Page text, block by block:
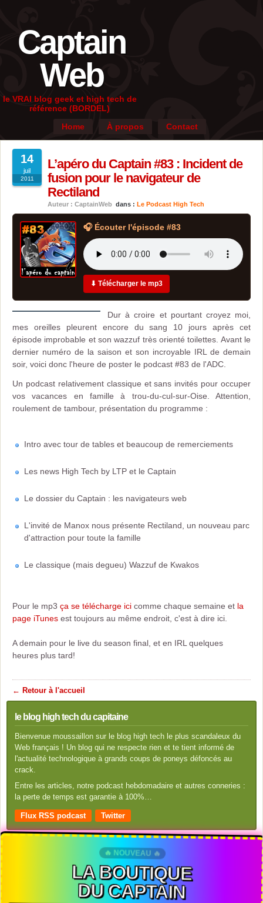
Captain
Web
le VRAI blog geek et high tech de
référence (BORDEL)
Home
À propos Contact
14
juil
2011
L’apéro du Captain #83 : Incident de
fusion pour le navigateur de
Rectiland
Auteur : CaptainWeb dans : Le Podcast High Tech
🎧 Écouter l'épisode #83
⬇ Télécharger le mp3
Dur à croire et pourtant croyez moi,
mes oreilles pleurent encore du sang 10 jours après cet
épisode improbable et son wazzuf très orienté toilettes. Avant le
dernier numéro de la saison et son incroyable IRL de demain
soir, voici donc l'heure de poster le podcast #83 de l'ADC.
Un podcast relativement classique et sans invités pour occuper
vos vacances en famille à trou-du-cul-sur-Oise. Attention,
roulement de tambour, présentation du programme :
Intro avec tour de tables et beaucoup de remerciements
Les news High Tech by LTP et le Captain
Le dossier du Captain : les navigateurs web
L'invité de Manox nous présente Rectiland, un nouveau parc
d'attraction pour toute la famille
Le classique (mais degueu) Wazzuf de Kwakos
Pour le mp3 ça se télécharge ici comme chaque semaine et la
page iTunes est toujours au même endroit, c'est à dire ici.
A demain pour le live du season final, et en IRL quelques
heures plus tard!
← Retour à l'accueil
le blog high tech du capitaine
Bienvenue moussaillon sur le blog high tech le plus scandaleux du
Web français ! Un blog qui ne respecte rien et te tient informé de
l'actualité technologique à grands coups de poneys défoncés au
crack.
Entre les articles, notre podcast hebdomadaire et autres conneries :
la perte de temps est garantie à 100%…
Flux RSS podcast Twitter
🔥 NOUVEAU 🔥
LA BOUTIQUE
DU CAPTAIN